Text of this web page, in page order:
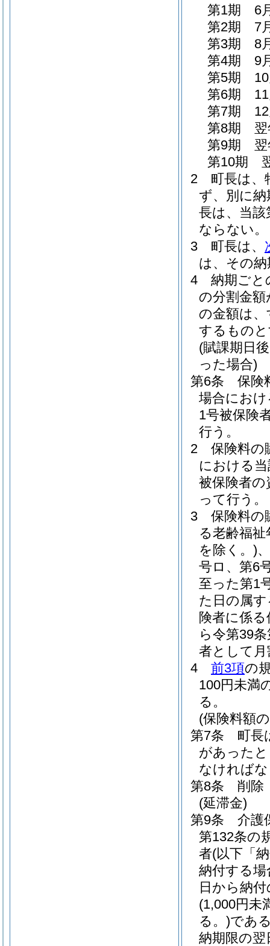
第1期 6
第2期 7
第3期 8
第4期 9
第5期 10
第6期 11
第7期 12
第8期 翌
第9期 翌
第10期
2
町長は、
ず、別に
長は、当
ならない。
3
町長は、
は、その
4
納期ごと
の分割金
の金額は
するもの
(賦課期日
った場合)
第6条
保険
場合にお
1号被保険
行う。
2
保険料の
における
被保険者
って行う。
3
保険料の
る老齢福
を除く。)
号ロ、第6
至った第1
た日の属
険者に係
ら令第39
者として
4
前3項の
100円未満
る。
(保険料額
第7条
町長
があった
なければ
第8条
削除
(延滞金)
第9条
介護
第132条の
者(以下「
納付する
日から納
(1,000円未
る。)であ
納期限の